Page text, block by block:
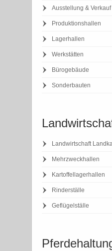
Ausstellung & Verkauf
Produktionshallen
Lagerhallen
Werkstätten
Bürogebäude
Sonderbauten
Landwirtschaft
Mehrzweckhallen
Kartoffellagerhallen
Rinderställe
Geflügelställe